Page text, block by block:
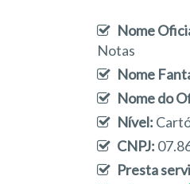
Nome
Notas
Nome
Nome do
Nível:
CNPJ:
Presta